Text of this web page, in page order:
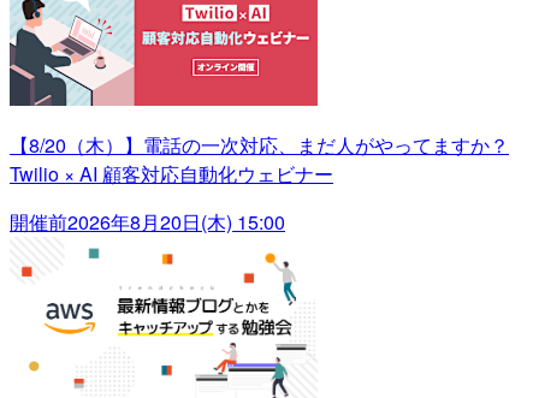
【8/20（木）】電話の一次対応、まだ人がやってますか？
Twilio × AI 顧客対応自動化ウェビナー
開催前2026年8月20日(木) 15:00